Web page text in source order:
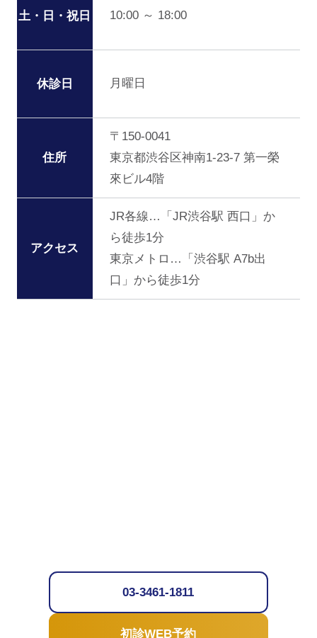
土・日・祝日 10:00 ～ 18:00
休診日 月曜日
住所
〒150-0041
東京都渋谷区神南1-23-7 第一榮
來ビル4階
アクセス
JR各線…「JR渋谷駅 西口」か
ら徒歩1分
東京メトロ…「渋谷駅 A7b出
口」から徒歩1分
03-3461-1811
初診WEB予約